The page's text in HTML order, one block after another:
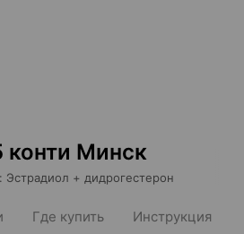
конти Минск
: Эстрадиол + дидрогестерон
Где купить Инструкция